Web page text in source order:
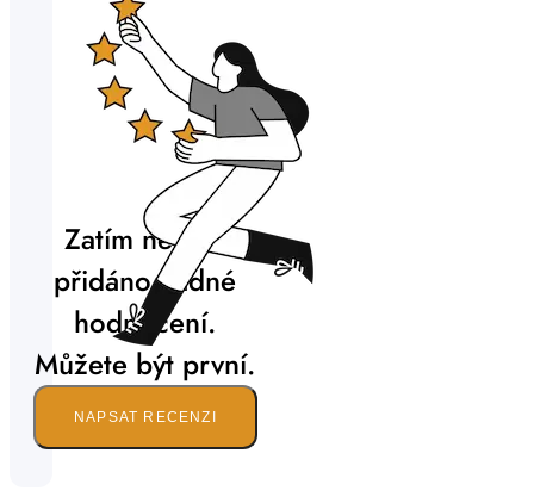
Zatím nebylo
přidáno žádné
hodnocení.
Můžete být první.
NAPSAT RECENZI